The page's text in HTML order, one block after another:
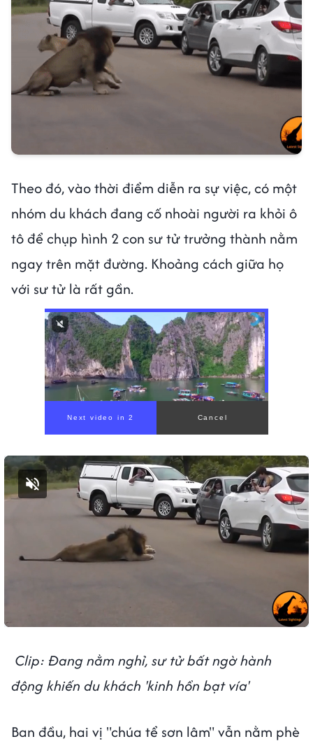
Theo đó, vào thời điểm diễn ra sự việc, có một
nhóm du khách đang cố nhoài người ra khỏi ô
tô để chụp hình 2 con sư tử trưởng thành nằm
ngay trên mặt đường. Khoảng cách giữa họ
với sư tử là rất gần.
Bật tiếng
Clip: Đang nằm nghỉ, sư tử bất ngờ hành
động khiến du khách 'kinh hồn bạt vía'
Ban đầu, hai vị "chúa tể sơn lâm" vẫn nằm phè